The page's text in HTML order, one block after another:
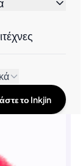
το Inkjin